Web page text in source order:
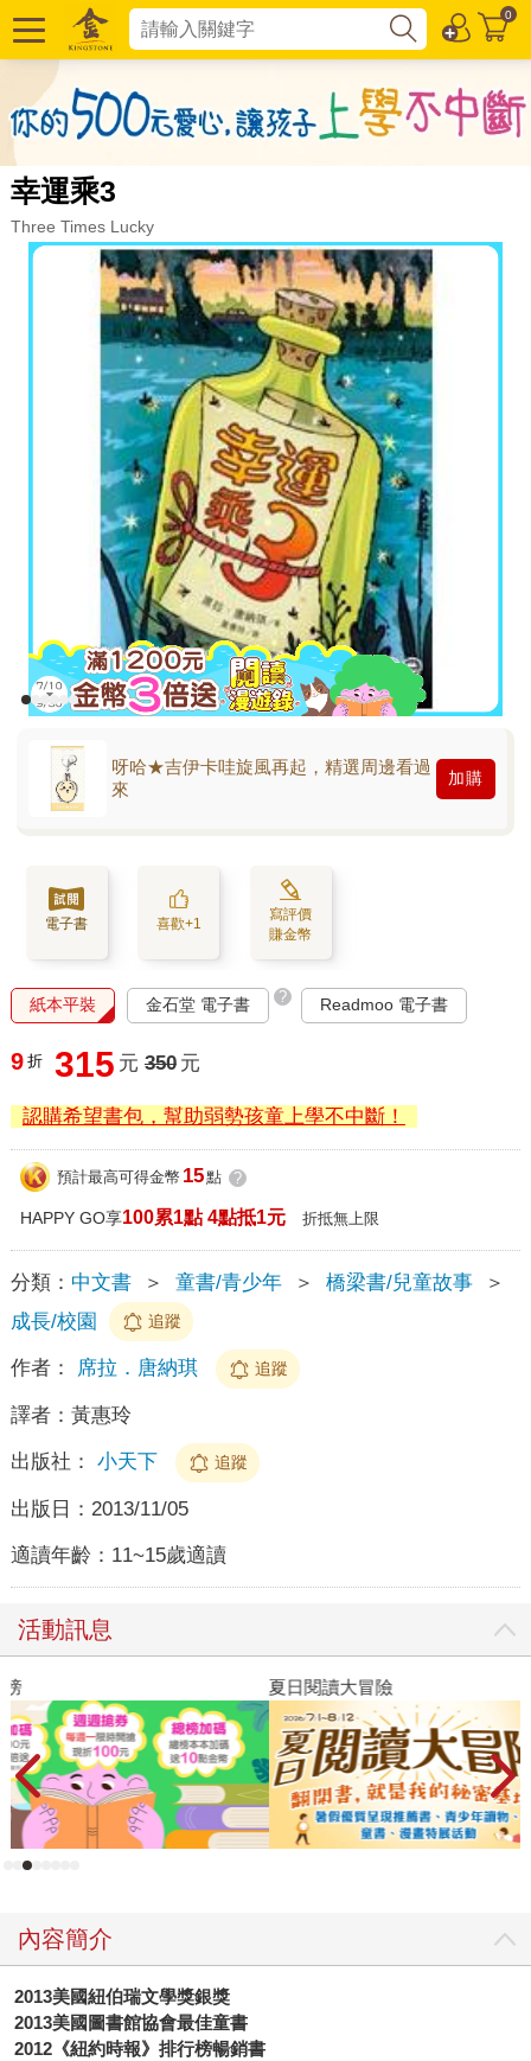
0
幸運乘3
Three Times Lucky
呀哈★吉伊卡哇旋風再起，精選周邊看過
來
加購
電子書 喜歡+1
寫評價
賺金幣
紙本平裝 金石堂 電子書 ? Readmoo 電子書
9 折 315 元 350 元
認購希望書包，幫助弱勢孩童上學不中斷！
預計最高可得金幣 15點 ?
HAPPY GO享100累1點 4點抵1元 折抵無上限
分類： 中文書 ＞ 童書/青少年 ＞ 橋梁書/兒童故事
＞
成長/校園
追蹤
作者： 席拉．唐納琪 追蹤
譯者： 黃惠玲
出版社： 小天下 追蹤
出版日： 2013/11/05
適讀年齡： 11~15歲適讀
活動訊息
內容簡介
2013美國紐伯瑞文學獎銀獎
2013美國圖書館協會最佳童書
2012 《紐約時報》排行榜暢銷書